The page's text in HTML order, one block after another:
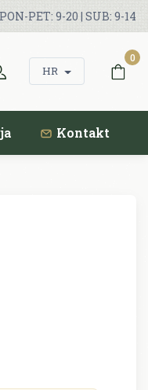
PON-PET: 9-20 | SUB: 9-14
HR
0
Kontakt